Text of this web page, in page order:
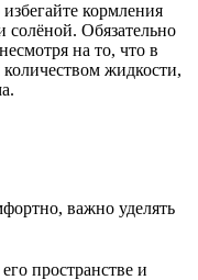
кормления
Обязательно
на то, что в
жидкости,
важно уделять
пространстве и